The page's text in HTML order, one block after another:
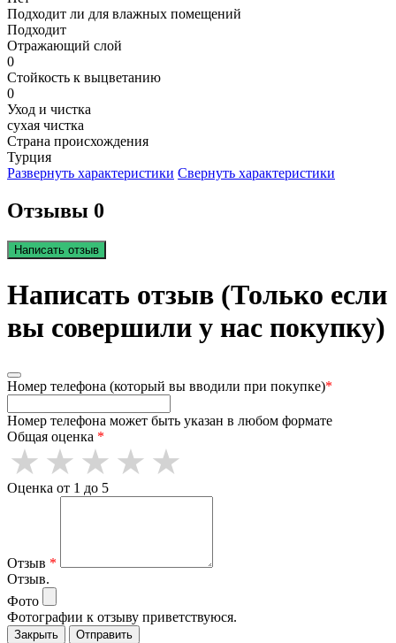
Подходит ли для влажных помещений
Подходит
Отражающий слой
0
Стойкость к выцветанию
0
Уход и чистка
сухая чистка
Страна происхождения
Турция
Развернуть характеристики Свернуть характеристики
Отзывы 0
Написать отзыв
Написать отзыв (Только если
вы совершили у нас покупку)
Номер телефона (который вы вводили при покупке)*
Номер телефона может быть указан в любом формате
Общая оценка *
Оценка от 1 до 5
Отзыв *
Отзыв.
Фото
Фотографии к отзыву приветствуюся.
Закрыть Отправить